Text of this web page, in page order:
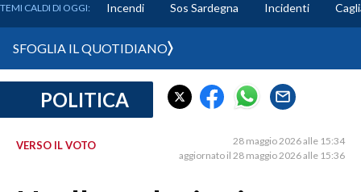
CRONACA SARDEGNA
PROVINCIA DI CAGLIARI
TEMI CALDI DI OGGI: Incendi Sos Sardegna Incidenti
SFOGLIA IL QUOTIDIANO
POLITICA
VERSO IL VOTO
28 maggio 2026 alle 15:34
aggiornato il 28 maggio 2026 alle 15:36